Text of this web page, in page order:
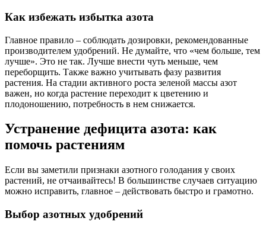
Как избежать избытка азота
Главное правило – соблюдать дозировки, рекомендованные
производителем удобрений. Не думайте, что «чем больше, тем
лучше». Это не так. Лучше внести чуть меньше, чем
переборщить. Также важно учитывать фазу развития
растения. На стадии активного роста зеленой массы азот
важен, но когда растение переходит к цветению и
плодоношению, потребность в нем снижается.
Устранение дефицита азота: как
помочь растениям
Если вы заметили признаки азотного голодания у своих
растений, не отчаивайтесь! В большинстве случаев ситуацию
можно исправить, главное – действовать быстро и грамотно.
Выбор азотных удобрений